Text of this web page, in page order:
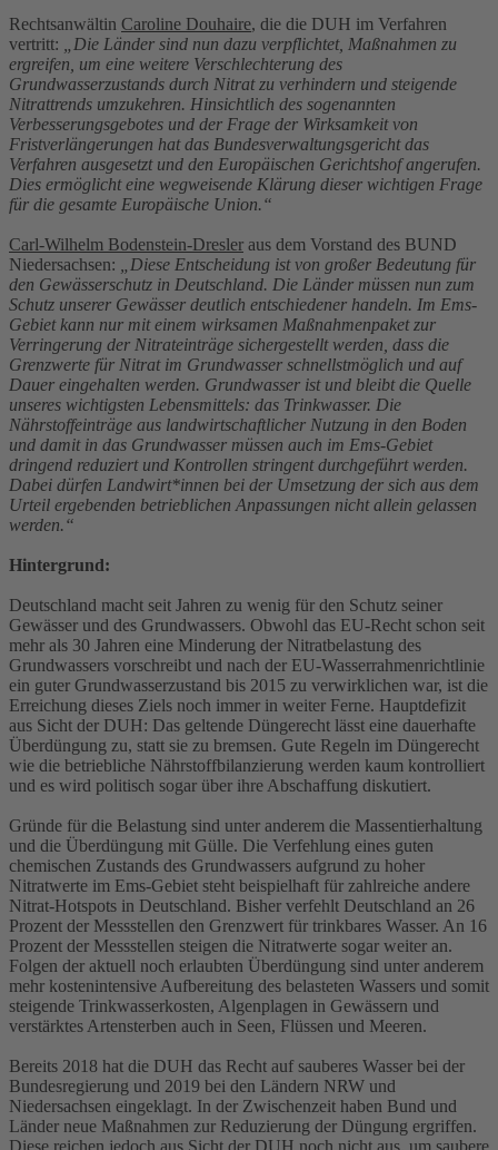
Rechtsanwältin Caroline Douhaire, die die DUH im Verfahren
vertritt:
„Die Länder sind nun dazu verpflichtet, Maßnahmen zu
ergreifen, um eine weitere Verschlechterung des
Grundwasserzustands durch Nitrat zu verhindern und steigende
Nitrattrends umzukehren. Hinsichtlich des sogenannten
Verbesserungsgebotes und der Frage der Wirksamkeit von
Fristverlängerungen hat das Bundesverwaltungsgericht das
Verfahren ausgesetzt und den Europäischen Gerichtshof angerufen.
Dies ermöglicht eine wegweisende Klärung dieser wichtigen Frage
für die gesamte Europäische Union.“
Carl-Wilhelm Bodenstein-Dresler aus dem Vorstand des BUND
Niedersachsen:
„Diese Entscheidung ist von großer Bedeutung für
den Gewässerschutz in Deutschland. Die Länder müssen nun zum
Schutz unserer Gewässer deutlich entschiedener handeln. Im Ems-
Gebiet kann nur mit einem wirksamen Maßnahmenpaket zur
Verringerung der Nitrateinträge sichergestellt werden, dass die
Grenzwerte für Nitrat im Grundwasser schnellstmöglich und auf
Dauer eingehalten werden. Grundwasser ist und bleibt die Quelle
unseres wichtigsten Lebensmittels: das Trinkwasser. Die
Nährstoffeinträge aus landwirtschaftlicher Nutzung in den Boden
und damit in das Grundwasser müssen auch im Ems-Gebiet
dringend reduziert und Kontrollen stringent durchgeführt werden.
Dabei dürfen Landwirt*innen bei der Umsetzung der sich aus dem
Urteil ergebenden betrieblichen Anpassungen nicht allein gelassen
werden.“
Hintergrund:
Deutschland macht seit Jahren zu wenig für den Schutz seiner
Gewässer und des Grundwassers. Obwohl das EU-Recht schon seit
mehr als 30 Jahren eine Minderung der Nitratbelastung des
Grundwassers vorschreibt und nach der EU-Wasserrahmenrichtlinie
ein guter Grundwasserzustand bis 2015 zu verwirklichen war, ist die
Erreichung dieses Ziels noch immer in weiter Ferne. Hauptdefizit
aus Sicht der DUH: Das geltende Düngerecht lässt eine dauerhafte
Überdüngung zu, statt sie zu bremsen. Gute Regeln im Düngerecht
wie die betriebliche Nährstoffbilanzierung werden kaum kontrolliert
und es wird politisch sogar über ihre Abschaffung diskutiert.
Gründe für die Belastung sind unter anderem die Massentierhaltung
und die Überdüngung mit Gülle. Die Verfehlung eines guten
chemischen Zustands des Grundwassers aufgrund zu hoher
Nitratwerte im Ems-Gebiet steht beispielhaft für zahlreiche andere
Nitrat-Hotspots in Deutschland. Bisher verfehlt Deutschland an 26
Prozent der Messstellen den Grenzwert für trinkbares Wasser. An 16
Prozent der Messstellen steigen die Nitratwerte sogar weiter an.
Folgen der aktuell noch erlaubten Überdüngung sind unter anderem
mehr kostenintensive Aufbereitung des belasteten Wassers und somit
steigende Trinkwasserkosten, Algenplagen in Gewässern und
verstärktes Artensterben auch in Seen, Flüssen und Meeren.
Bereits 2018 hat die DUH das Recht auf sauberes Wasser bei der
Bundesregierung und 2019 bei den Ländern NRW und
Niedersachsen eingeklagt. In der Zwischenzeit haben Bund und
Länder neue Maßnahmen zur Reduzierung der Düngung ergriffen.
Diese reichen jedoch aus Sicht der DUH noch nicht aus, um saubere